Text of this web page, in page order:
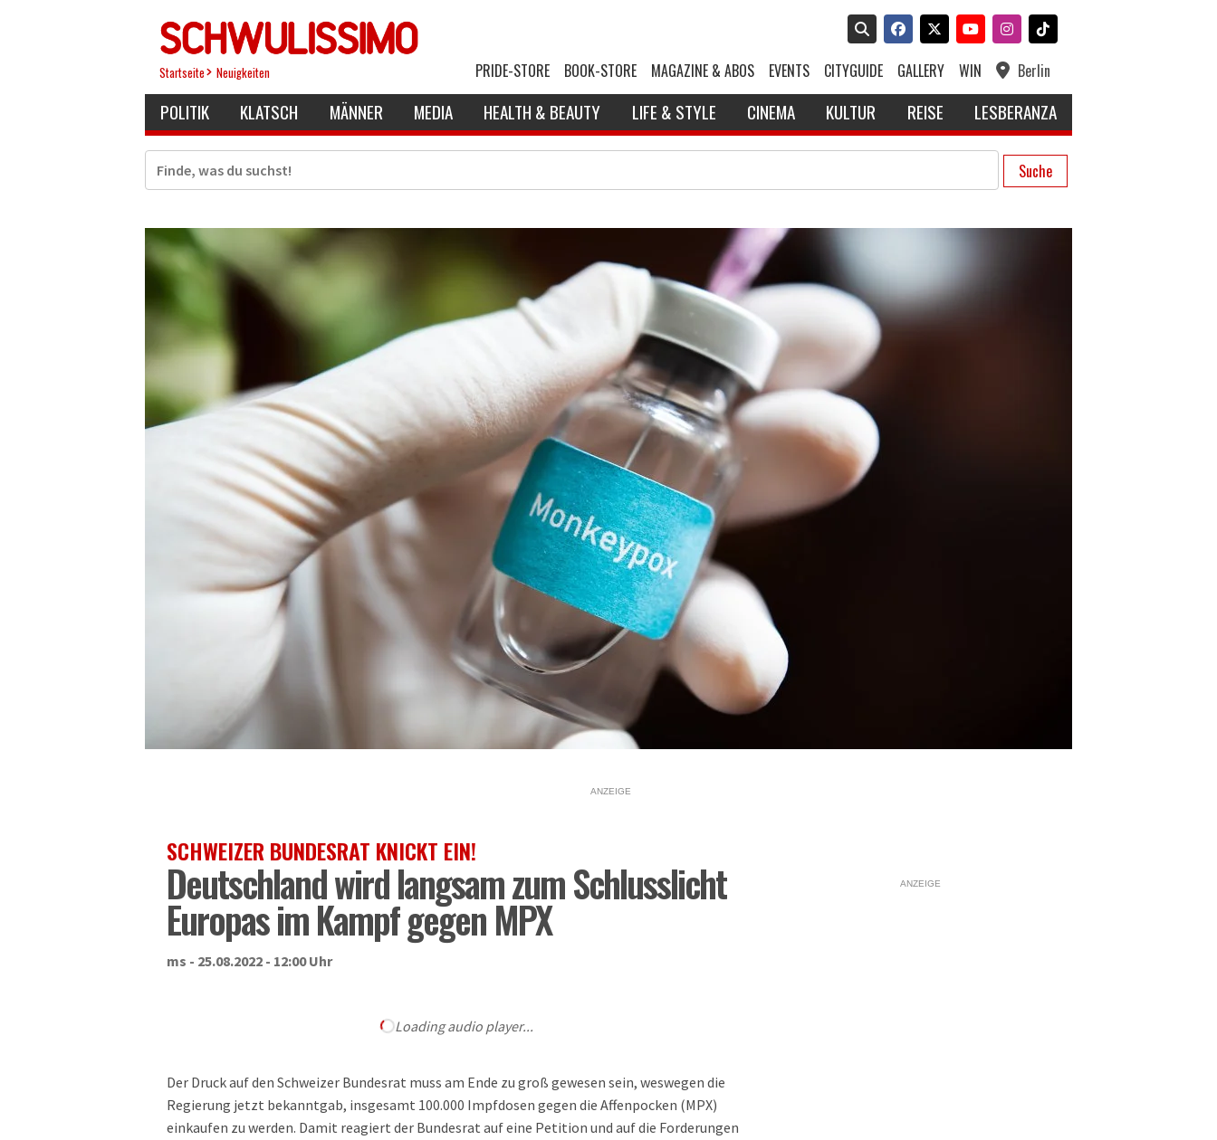
Startseite Neuigkeiten PRIDE-STORE BOOK-STORE MAGAZINE & ABOS EVENTS CITYGUIDE GALLERY WIN Berlin
POLITIK KLATSCH MÄNNER MEDIA HEALTH & BEAUTY LIFE & STYLE CINEMA KULTUR REISE LESBERANZA
Suche
ANZEIGE
SCHWEIZER BUNDESRAT KNICKT EIN!
Deutschland wird langsam zum Schlusslicht
Europas im Kampf gegen MPX
ms - 25.08.2022 - 12:00 Uhr
Loading audio player...
Der Druck auf den Schweizer Bundesrat muss am Ende zu groß gewesen sein, weswegen die
Regierung jetzt bekanntgab, insgesamt 100.000 Impfdosen gegen die Affenpocken (MPX)
einkaufen zu werden. Damit reagiert der Bundesrat auf eine Petition und auf die Forderungen
ANZEIGE